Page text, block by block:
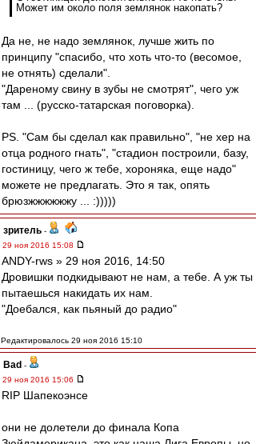
Может им около поля землянок накопать?
Да не, не надо землянок, лучше жить по
принципу "спасибо, что хоть что-то (весомое,
не отнять) сделали".
"Дареному свину в зубы не смотрят", чего уж
там ... (русско-татарская поговорка).
PS. "Сам бы сделал как правильно", "не хер на
отца родного гнать", "стадион построили, базу,
гостиницу, чего ж тебе, хороняка, еще надо"
можете не предлагать. Это я так, опять
брюзжжжжжжу ... :)))))
зpитель -
29 ноя 2016 15:08
ANDY-rws » 29 ноя 2016, 14:50
Дровишки подкидывают не нам, а тебе. А уж ты
пытаешься накидать их нам.
"Доебался, как пьяный до радио"
Редактировалось 29 ноя 2016 15:10
Bad -
29 ноя 2016 15:06
RIP Шапекоэнсе
они не долетели до финала Копа